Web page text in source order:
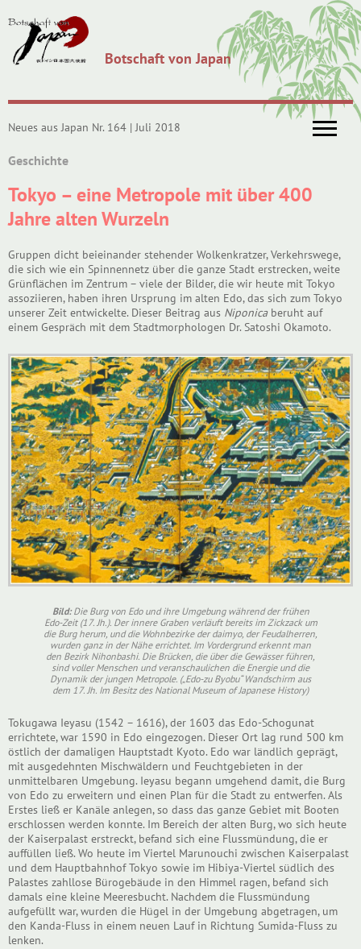
Botschaft von Japan
Neues aus Japan Nr. 164 | Juli 2018
Geschichte
Tokyo – eine Metropole mit über 400
Jahre alten Wurzeln
Gruppen dicht beieinander stehender Wolkenkratzer, Verkehrswege,
die sich wie ein Spinnennetz über die ganze Stadt erstrecken, weite
Grünflächen im Zentrum – viele der Bilder, die wir heute mit Tokyo
assoziieren, haben ihren Ursprung im alten Edo, das sich zum Tokyo
unserer Zeit entwickelte. Dieser Beitrag aus Niponicaberuht auf
einem Gespräch mit dem Stadtmorphologen Dr. Satoshi Okamoto.
Bild:Die Burg von Edo und ihre Umgebung während der frühen
Edo-Zeit (17. Jh.). Der innere Graben verläuft bereits im Zickzack um
die Burg herum, und die Wohnbezirke derdaimyo, der Feudalherren,
wurden ganz in der Nähe errichtet. Im Vordergrund erkennt man
den Bezirk Nihonbashi. Die Brücken, die über die Gewässer führen,
sind voller Menschen und veranschaulichen die Energie und die
Dynamik der jungen Metropole. („Edo-zu Byobu“ Wandschirm aus
dem 17. Jh. Im Besitz des National Museum of Japanese History)
Tokugawa Ieyasu (1542 – 1616), der 1603 das Edo-Schogunat
errichtete, war 1590 in Edo eingezogen. Dieser Ort lag rund 500 km
östlich der damaligen Hauptstadt Kyoto. Edo war ländlich geprägt,
mit ausgedehnten Mischwäldern und Feuchtgebieten in der
unmittelbaren Umgebung. Ieyasu begann umgehend damit, die Burg
von Edo zu erweitern und einen Plan für die Stadt zu entwerfen. Als
Erstes ließ er Kanäle anlegen, so dass das ganze Gebiet mit Booten
erschlossen werden konnte. Im Bereich der alten Burg, wo sich heute
der Kaiserpalast erstreckt, befand sich eine Flussmündung, die er
auffüllen ließ. Wo heute im Viertel Marunouchi zwischen Kaiserpalast
und dem Hauptbahnhof Tokyo sowie im Hibiya-Viertel südlich des
Palastes zahllose Bürogebäude in den Himmel ragen, befand sich
damals eine kleine Meeresbucht. Nachdem die Flussmündung
aufgefüllt war, wurden die Hügel in der Umgebung abgetragen, um
den Kanda-Fluss in einem neuen Lauf in Richtung Sumida-Fluss zu
lenken.